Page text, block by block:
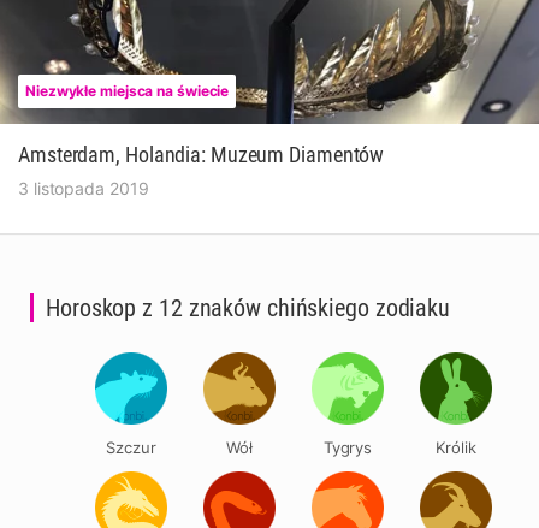
Niezwykłe miejsca na świecie
Amsterdam, Holandia: Muzeum Diamentów
3 listopada 2019
Horoskop z 12 znaków chińskiego zodiaku
Szczur Wół Tygrys Królik